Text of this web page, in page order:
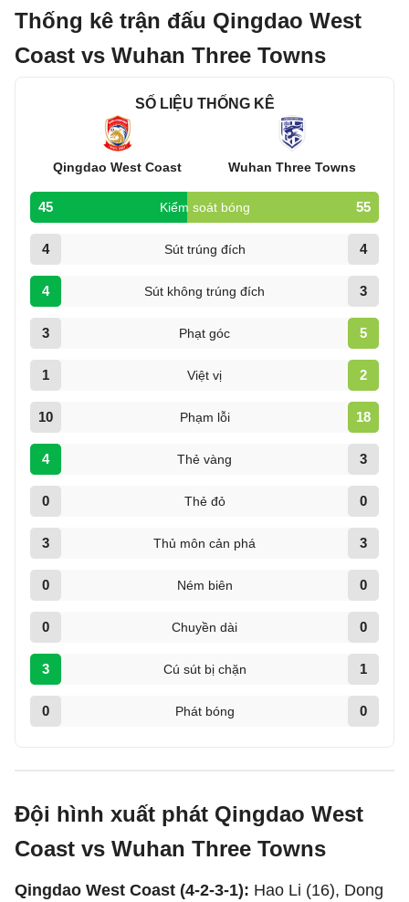
Thống kê trận đấu Qingdao West
Coast vs Wuhan Three Towns
SỐ LIỆU THỐNG KÊ
Qingdao West Coast Wuhan Three Towns
45 Kiểm soát bóng 55
4 Sút trúng đích 4
4 Sút không trúng đích 3
3 Phạt góc 5
1 Việt vị 2
10 Phạm lỗi 18
4 Thẻ vàng 3
0 Thẻ đỏ 0
3 Thủ môn cản phá 3
0 Ném biên 0
0 Chuyền dài 0
3 Cú sút bị chặn 1
0 Phát bóng 0
Đội hình xuất phát Qingdao West
Coast vs Wuhan Three Towns
Qingdao West Coast (4-2-3-1): Hao Li (16), Dong